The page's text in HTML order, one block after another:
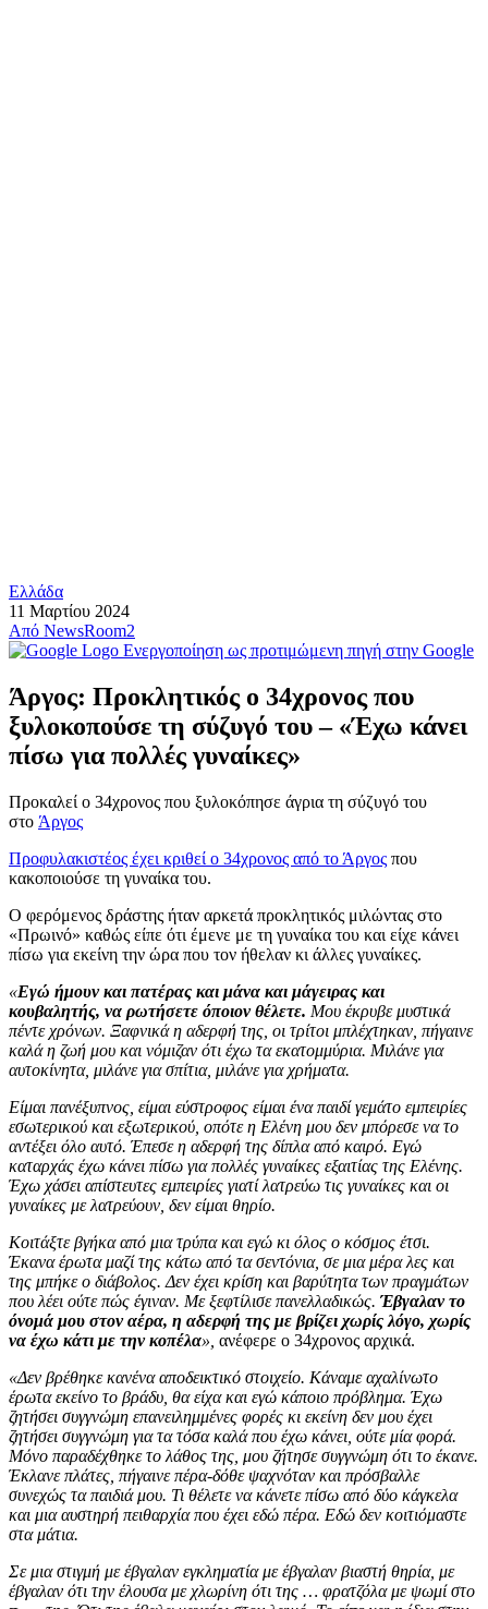
Ελλάδα
11 Μαρτίου 2024
Από NewsRoom2
Ενεργοποίηση ως προτιμώμενη πηγή στην Google
Άργος: Προκλητικός ο 34χρονος που
ξυλοκοπούσε τη σύζυγό του – «Έχω κάνει
πίσω για πολλές γυναίκες»
Προκαλεί ο 34χρονος που ξυλοκόπησε άγρια τη σύζυγό του
στο Άργος
Προφυλακιστέος έχει κριθεί ο 34χρονος από το Άργος που
κακοποιούσε τη γυναίκα του.
Ο φερόμενος δράστης ήταν αρκετά προκλητικός μιλώντας στο
«Πρωινό» καθώς είπε ότι έμενε με τη γυναίκα του και είχε κάνει
πίσω για εκείνη την ώρα που τον ήθελαν κι άλλες γυναίκες.
«Εγώ ήμουν και πατέρας και μάνα και μάγειρας και
κουβαλητής, να ρωτήσετε όποιον θέλετε. Μου έκρυβε μυστικά
πέντε χρόνων. Ξαφνικά η αδερφή της, οι τρίτοι μπλέχτηκαν, πήγαινε
καλά η ζωή μου και νόμιζαν ότι έχω τα εκατομμύρια. Μιλάνε για
αυτοκίνητα, μιλάνε για σπίτια, μιλάνε για χρήματα.
Είμαι πανέξυπνος, είμαι εύστροφος είμαι ένα παιδί γεμάτο εμπειρίες
εσωτερικού και εξωτερικού, οπότε η Ελένη μου δεν μπόρεσε να το
αντέξει όλο αυτό. Έπεσε η αδερφή της δίπλα από καιρό. Εγώ
καταρχάς έχω κάνει πίσω για πολλές γυναίκες εξαιτίας της Ελένης.
Έχω χάσει απίστευτες εμπειρίες γιατί λατρεύω τις γυναίκες και οι
γυναίκες με λατρεύουν, δεν είμαι θηρίο.
Κοιτάξτε βγήκα από μια τρύπα και εγώ κι όλος ο κόσμος έτσι.
Έκανα έρωτα μαζί της κάτω από τα σεντόνια, σε μια μέρα λες και
της μπήκε ο διάβολος. Δεν έχει κρίση και βαρύτητα των πραγμάτων
που λέει ούτε πώς έγιναν. Με ξεφτίλισε πανελλαδικώς. Έβγαλαν το
όνομά μου στον αέρα, η αδερφή της με βρίζει χωρίς λόγο, χωρίς
να έχω κάτι με την κοπέλα», ανέφερε ο 34χρονος αρχικά.
«Δεν βρέθηκε κανένα αποδεικτικό στοιχείο. Κάναμε αχαλίνωτο
έρωτα εκείνο το βράδυ, θα είχα και εγώ κάποιο πρόβλημα. Έχω
ζητήσει συγγνώμη επανειλημμένες φορές κι εκείνη δεν μου έχει
ζητήσει συγγνώμη για τα τόσα καλά που έχω κάνει, ούτε μία φορά.
Μόνο παραδέχθηκε το λάθος της, μου ζήτησε συγγνώμη ότι το έκανε.
Έκλανε πλάτες, πήγαινε πέρα-δόθε ψαχνόταν και πρόσβαλλε
συνεχώς τα παιδιά μου. Τι θέλετε να κάνετε πίσω από δύο κάγκελα
και μια αυστηρή πειθαρχία που έχει εδώ πέρα. Εδώ δεν κοιτιόμαστε
στα μάτια.
Σε μια στιγμή με έβγαλαν εγκληματία με έβγαλαν βιαστή θηρία, με
έβγαλαν ότι την έλουσα με χλωρίνη ότι της … φρατζόλα με ψωμί στο